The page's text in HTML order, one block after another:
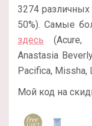
3274 различных
50%). Самые
здесь (Acure,
Anastasia
Pacifica, Missha,
Мой код на